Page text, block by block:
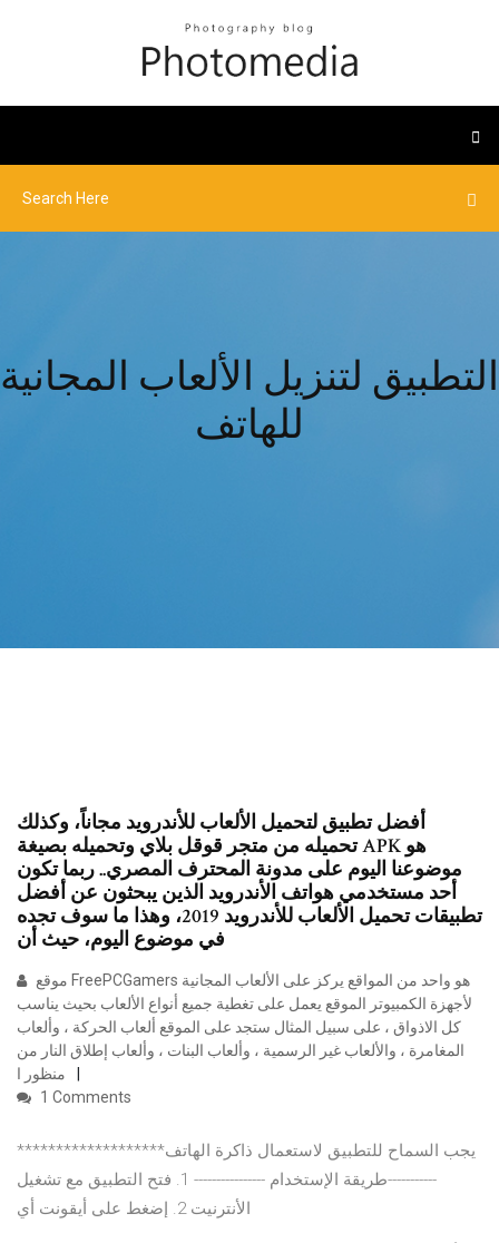
التطبيق لتنزيل الألعاب المجانية
للهاتف
أفضل تطبيق لتحميل الألعاب للأندرويد مجاناً، وكذلك
تحميله من متجر قوقل بلاي وتحميله بصيغة APK هو
موضوعنا اليوم على مدونة المحترف المصري.. ربما تكون
أحد مستخدمي هواتف الأندرويد الذين يبحثون عن أفضل
تطبيقات تحميل الألعاب للأندرويد 2019، وهذا ما سوف تجده
في موضوع اليوم، حيث أن
لأجهزة الكمبيوتر الموقع يعمل على تغطية جميع أنواع الألعاب بحيث يناسب
كل الاذواق ، على سبيل المثال ستجد على الموقع ألعاب الحركة ، وألعاب
المغامرة ، والألعاب غير الرسمية ، وألعاب البنات ، وألعاب إطلاق النار من
منظور ا
1 Comments
يجب السماح للتطبيق لاستعمال ذاكرة الهاتف*******************
-----------طريقة الإستخدام ---------------- 1. فتح التطبيق مع تشغيل